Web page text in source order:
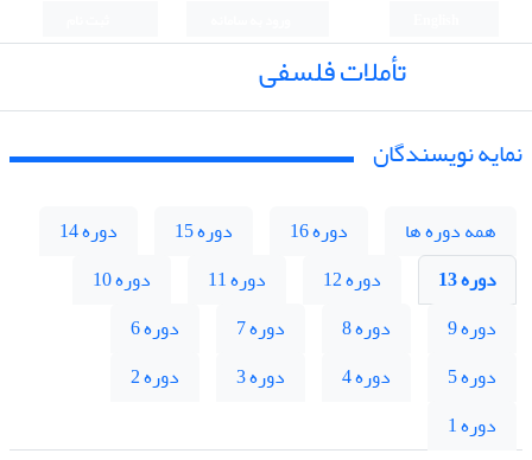
تأملات فلسفی
نمایه نویسندگان
همه دوره ها دوره 16 دوره 15
دوره 14
دوره 13
دوره 12 دوره 11
دوره 10
دوره 9
دوره 8 دوره 7
دوره 6
دوره 5
دوره 4 دوره 3
دوره 2
دوره 1